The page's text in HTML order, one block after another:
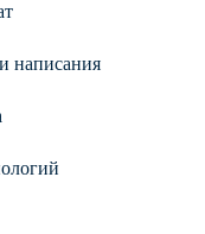
написания